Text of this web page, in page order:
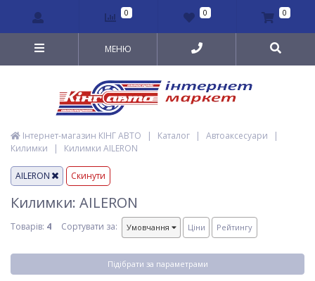
0 0 0
МЕНЮ
Інтернет-магазин КІНГ АВТО | Каталог | Автоаксесуари
|
Килимки
| Килимки AILERON
AILERON Скинути
Килимки: AILERON
Товарів: 4 Сортувати за: Умовчання Ціни Рейтингу
Підібрати за параметрами